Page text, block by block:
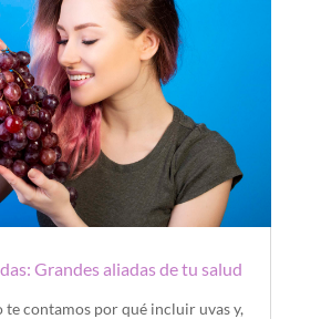
Grandes aliadas de tu salud
te contamos por qué incluir uvas y,